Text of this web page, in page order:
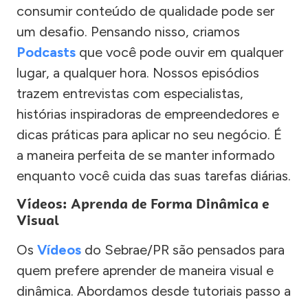
consumir conteúdo de qualidade pode ser
um desafio. Pensando nisso, criamos
Podcasts que você pode ouvir em qualquer
lugar, a qualquer hora. Nossos episódios
trazem entrevistas com especialistas,
histórias inspiradoras de empreendedores e
dicas práticas para aplicar no seu negócio. É
a maneira perfeita de se manter informado
enquanto você cuida das suas tarefas diárias.
Vídeos: Aprenda de Forma Dinâmica e
Visual
Os Vídeos do Sebrae/PR são pensados para
quem prefere aprender de maneira visual e
dinâmica. Abordamos desde tutoriais passo a